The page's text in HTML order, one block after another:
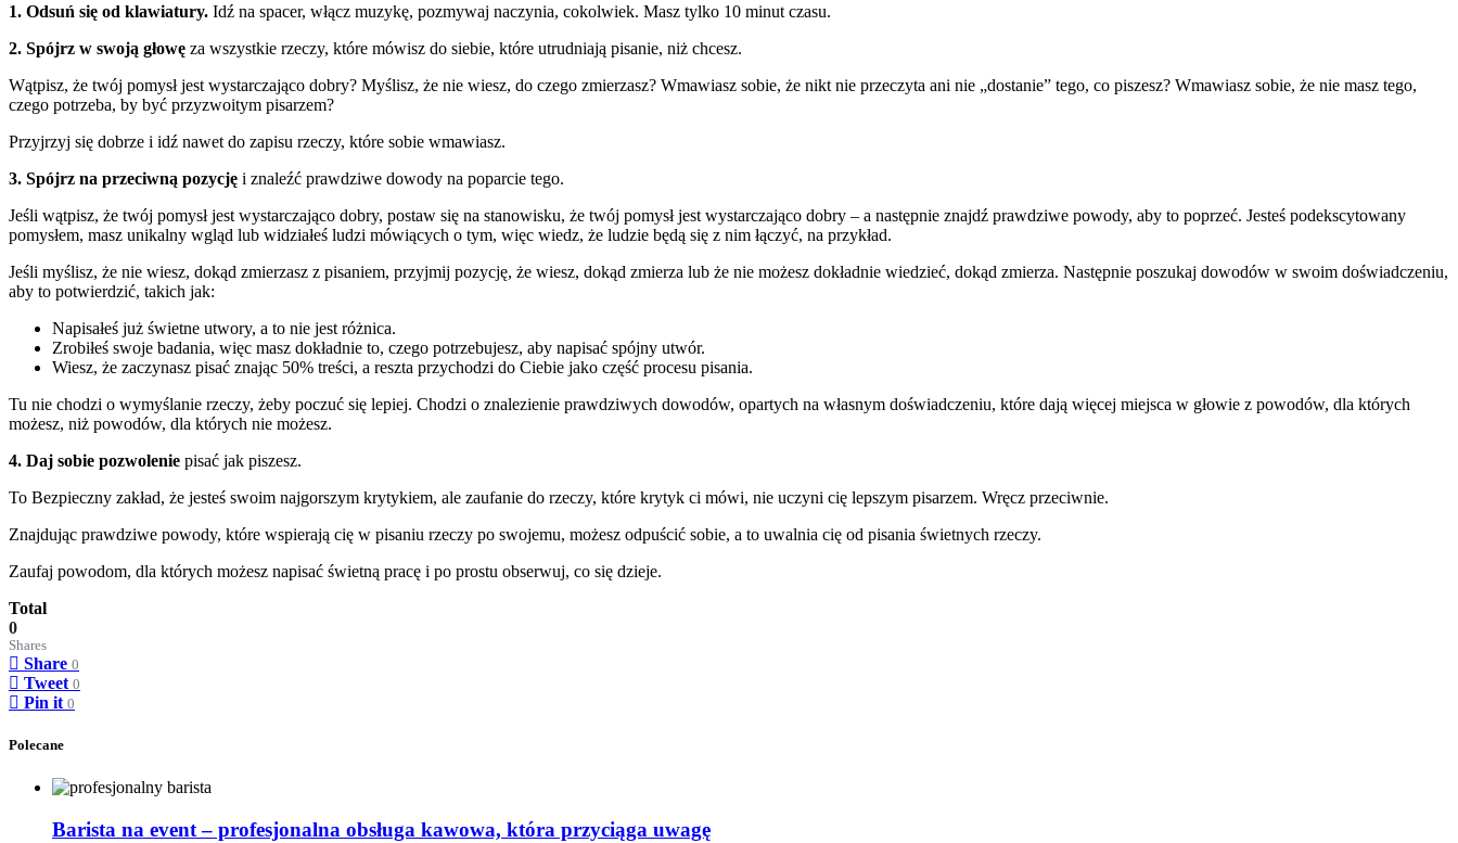
1. Odsuń się od klawiatury. Idź na spacer, włącz muzykę, pozmywaj naczynia, cokolwiek. Masz tylko 10 minut czasu.
2. Spójrz w swoją głowę za wszystkie rzeczy, które mówisz do siebie, które utrudniają pisanie, niż chcesz.
Wątpisz, że twój pomysł jest wystarczająco dobry? Myślisz, że nie wiesz, do czego zmierzasz? Wmawiasz sobie, że nikt nie przeczyta ani nie „dostanie” tego, co piszesz? Wmawiasz sobie, że nie masz tego,
czego potrzeba, by być przyzwoitym pisarzem?
Przyjrzyj się dobrze i idź nawet do zapisu rzeczy, które sobie wmawiasz.
3. Spójrz na przeciwną pozycję i znaleźć prawdziwe dowody na poparcie tego.
Jeśli wątpisz, że twój pomysł jest wystarczająco dobry, postaw się na stanowisku, że twój pomysł jest wystarczająco dobry – a następnie znajdź prawdziwe powody, aby to poprzeć. Jesteś podekscytowany
pomysłem, masz unikalny wgląd lub widziałeś ludzi mówiących o tym, więc wiedz, że ludzie będą się z nim łączyć, na przykład.
Jeśli myślisz, że nie wiesz, dokąd zmierzasz z pisaniem, przyjmij pozycję, że wiesz, dokąd zmierza lub że nie możesz dokładnie wiedzieć, dokąd zmierza. Następnie poszukaj dowodów w swoim doświadczeniu,
aby to potwierdzić, takich jak:
Napisałeś już świetne utwory, a to nie jest różnica.
Zrobiłeś swoje badania, więc masz dokładnie to, czego potrzebujesz, aby napisać spójny utwór.
Wiesz, że zaczynasz pisać znając 50% treści, a reszta przychodzi do Ciebie jako część procesu pisania.
Tu nie chodzi o wymyślanie rzeczy, żeby poczuć się lepiej. Chodzi o znalezienie prawdziwych dowodów, opartych na własnym doświadczeniu, które dają więcej miejsca w głowie z powodów, dla których
możesz, niż powodów, dla których nie możesz.
4. Daj sobie pozwolenie pisać jak piszesz.
To Bezpieczny zakład, że jesteś swoim najgorszym krytykiem, ale zaufanie do rzeczy, które krytyk ci mówi, nie uczyni cię lepszym pisarzem. Wręcz przeciwnie.
Znajdując prawdziwe powody, które wspierają cię w pisaniu rzeczy po swojemu, możesz odpuścić sobie, a to uwalnia cię od pisania świetnych rzeczy.
Zaufaj powodom, dla których możesz napisać świetną pracę i po prostu obserwuj, co się dzieje.
Total
0
Shares
Share 0
Tweet 0
Pin it 0
Polecane
Barista na event – profesjonalna obsługa kawowa, która przyciąga uwagę